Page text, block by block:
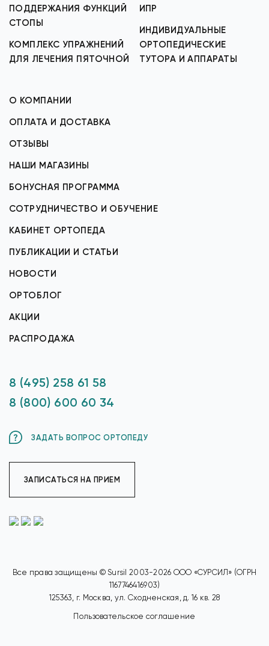
ПОДДЕРЖАНИЯ ФУНКЦИЙ
СТОПЫ
КОМПЛЕКС УПРАЖНЕНИЙ
ДЛЯ ЛЕЧЕНИЯ ПЯТОЧНОЙ
ИПР
ИНДИВИДУАЛЬНЫЕ
ОРТОПЕДИЧЕСКИЕ
ТУТОРА И АППАРАТЫ
О КОМПАНИИ
ОПЛАТА И ДОСТАВКА
ОТЗЫВЫ
НАШИ МАГАЗИНЫ
БОНУСНАЯ ПРОГРАММА
СОТРУДНИЧЕСТВО И ОБУЧЕНИЕ
КАБИНЕТ ОРТОПЕДА
ПУБЛИКАЦИИ И СТАТЬИ
НОВОСТИ
ОРТОБЛОГ
АКЦИИ
РАСПРОДАЖА
8 (495) 258 61 58
8 (800) 600 60 34
ЗАДАТЬ ВОПРОС ОРТОПЕДУ
ЗАПИСАТЬСЯ НА ПРИЕМ
Все права защищены © Sursil 2003-2026 ООО «СУРСИЛ» (ОГРН
1167746416903)
125363, г. Москва, ул. Сходненская, д. 16 кв. 28
Пользовательское соглашение